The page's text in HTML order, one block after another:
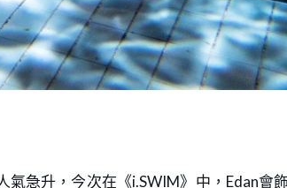
急升，今次在《i.SWIM》中，Edan會